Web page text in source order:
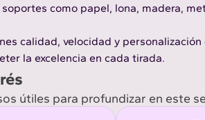
como papel, lona, madera,
calidad, velocidad y personalización
la excelencia en cada tirada.
útiles para profundizar en este